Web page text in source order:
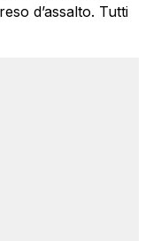
d’assalto. Tutti